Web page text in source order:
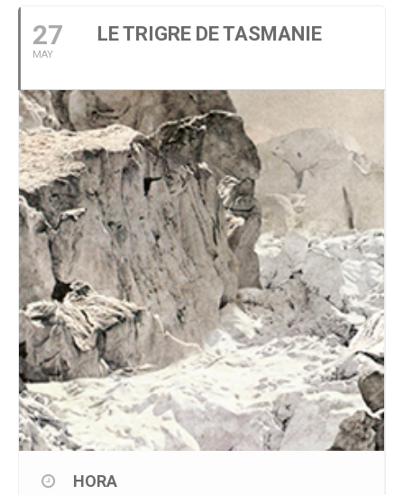
27
MAY
LE TRIGRE DE TASMANIE
HORA